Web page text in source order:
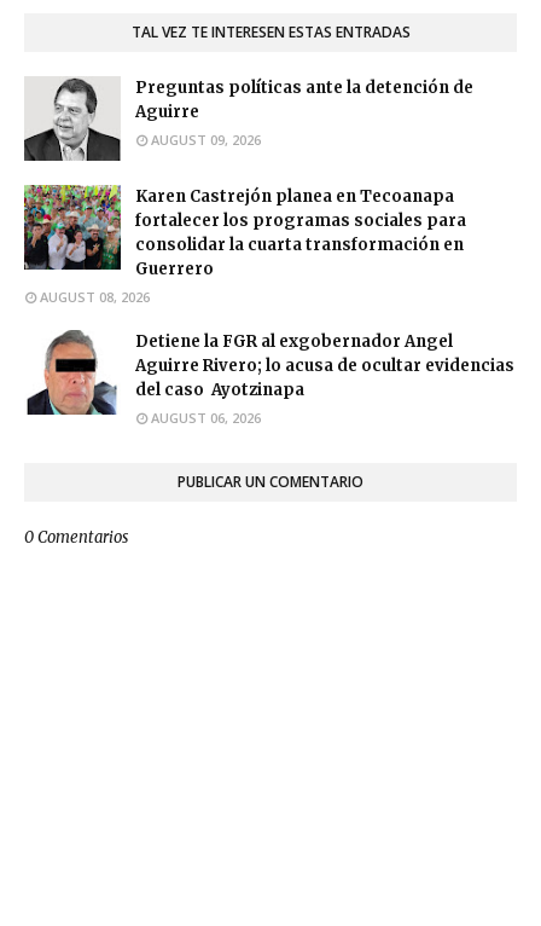
TAL VEZ TE INTERESEN ESTAS ENTRADAS
Preguntas políticas ante la detención de
Aguirre
AUGUST 09, 2026
Karen Castrejón planea en Tecoanapa
fortalecer los programas sociales para
consolidar la cuarta transformación en
Guerrero
AUGUST 08, 2026
Detiene la FGR al exgobernador Angel
Aguirre Rivero; lo acusa de ocultar evidencias
del caso Ayotzinapa
AUGUST 06, 2026
PUBLICAR UN COMENTARIO
0 Comentarios